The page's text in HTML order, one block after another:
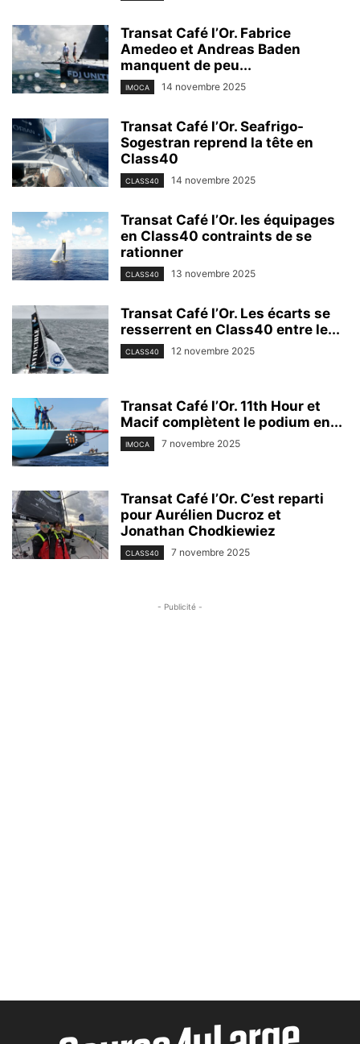
Transat Café l’Or. Fabrice
Amedeo et Andreas Baden
manquent de peu...
IMOCA 14 novembre 2025
Transat Café l’Or. Seafrigo-
Sogestran reprend la tête en
Class40
CLASS40 14 novembre 2025
Transat Café l’Or. les équipages
en Class40 contraints de se
rationner
CLASS40 13 novembre 2025
Transat Café l’Or. Les écarts se
resserrent en Class40 entre le...
CLASS40 12 novembre 2025
Transat Café l’Or. 11th Hour et
Macif complètent le podium en...
IMOCA 7 novembre 2025
Transat Café l’Or. C’est reparti
pour Aurélien Ducroz et
Jonathan Chodkiewiez
CLASS40 7 novembre 2025
- Publicité -